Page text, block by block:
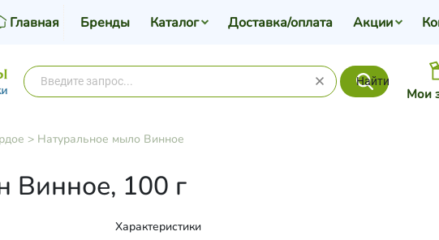
Найти
Мои
Главная Бренды Каталог Доставка/оплата Акции
> Натуральное мыло Винное
Винное, 100 г
Характеристики